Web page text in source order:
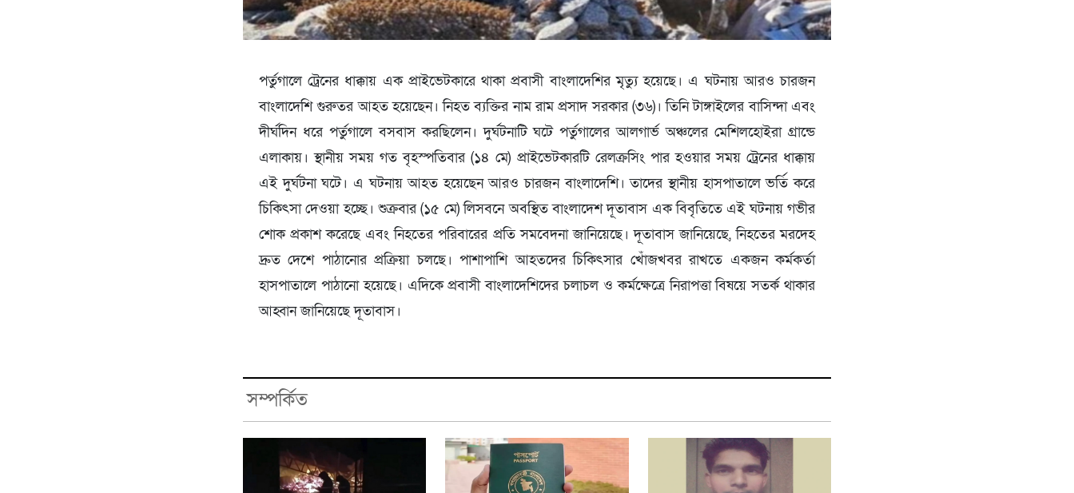
পর্তুগালে ট্রেনের ধাক্কায় এক প্রাইভেটকারে থাকা প্রবাসী বাংলাদেশির মৃত্যু হয়েছে। এ ঘটনায় আরও চারজন
বাংলাদেশি গুরুতর আহত হয়েছেন। নিহত ব্যক্তির নাম রাম প্রসাদ সরকার (৩৬)। তিনি টাঙ্গাইলের বাসিন্দা এবং
দীর্ঘদিন ধরে পর্তুগালে বসবাস করছিলেন। দুর্ঘটনাটি ঘটে পর্তুগালের আলগার্ভ অঞ্চলের মেশিলহোইরা গ্রান্ডে
এলাকায়। স্থানীয় সময় গত বৃহস্পতিবার (১৪ মে) প্রাইভেটকারটি রেলক্রসিং পার হওয়ার সময় ট্রেনের ধাক্কায়
এই দুর্ঘটনা ঘটে। এ ঘটনায় আহত হয়েছেন আরও চারজন বাংলাদেশি। তাদের স্থানীয় হাসপাতালে ভর্তি করে
চিকিৎসা দেওয়া হচ্ছে। শুক্রবার (১৫ মে) লিসবনে অবস্থিত বাংলাদেশ দূতাবাস এক বিবৃতিতে এই ঘটনায় গভীর
শোক প্রকাশ করেছে এবং নিহতের পরিবারের প্রতি সমবেদনা জানিয়েছে। দূতাবাস জানিয়েছে, নিহতের মরদেহ
দ্রুত দেশে পাঠানোর প্রক্রিয়া চলছে। পাশাপাশি আহতদের চিকিৎসার খোঁজখবর রাখতে একজন কর্মকর্তা
হাসপাতালে পাঠানো হয়েছে। এদিকে প্রবাসী বাংলাদেশিদের চলাচল ও কর্মক্ষেত্রে নিরাপত্তা বিষয়ে সতর্ক থাকার
আহ্বান জানিয়েছে দূতাবাস।
সম্পর্কিত